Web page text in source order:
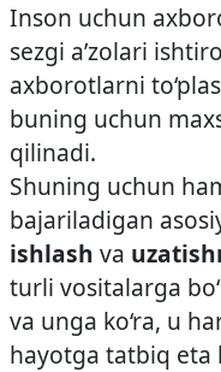
Inson uchun
sezgi a’zolari
axborotlarni
buning uchun
qilinadi.
Shuning uchun
bajariladigan
ishlash va
turli vositalarga
va unga ko‘ra, u
hayotga tatbiq eta